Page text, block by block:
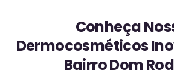
Conheça
Dermocosméticos
Bairro Dom